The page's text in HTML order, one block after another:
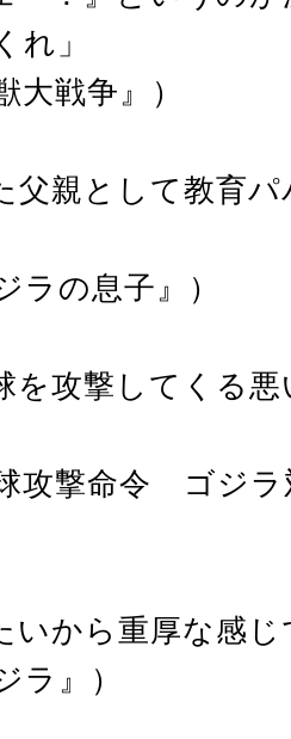
れ」
大戦争』）
父親として教育
ラの息子』）
を攻撃してくる
球攻撃命令 ゴジ
いから重厚な感
ラ』）